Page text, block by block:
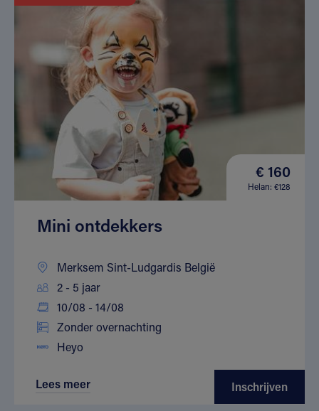
€ 160
Helan: €128
Mini ontdekkers
Merksem Sint-Ludgardis België
2 - 5 jaar
10/08 - 14/08
Zonder overnachting
Heyo
Lees meer Inschrijven